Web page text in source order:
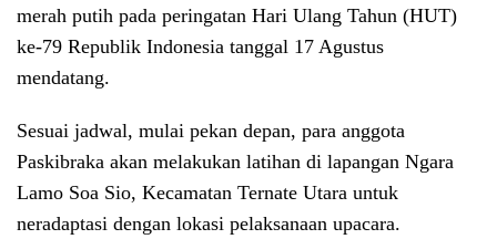
merah putih pada peringatan Hari Ulang Tahun (HUT)
ke-79 Republik Indonesia tanggal 17 Agustus
mendatang.
Sesuai jadwal, mulai pekan depan, para anggota
Paskibraka akan melakukan latihan di lapangan Ngara
Lamo Soa Sio, Kecamatan Ternate Utara untuk
neradaptasi dengan lokasi pelaksanaan upacara.